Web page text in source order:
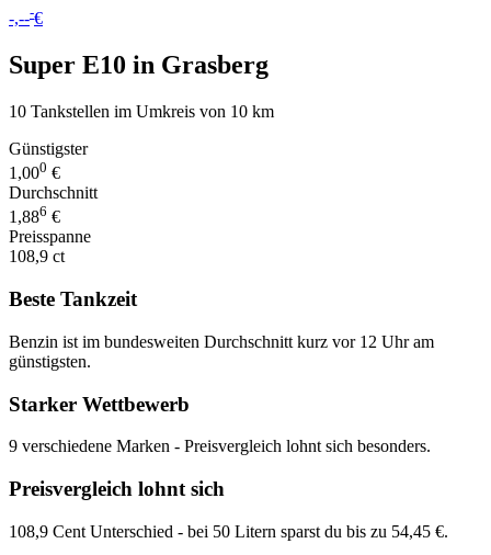
-,---€
Super E10 in Grasberg
10 Tankstellen im Umkreis von 10 km
Günstigster
1,000 €
Durchschnitt
1,886 €
Preisspanne
108,9 ct
Beste Tankzeit
Benzin ist im bundesweiten Durchschnitt kurz vor 12 Uhr am
günstigsten.
Starker Wettbewerb
9 verschiedene Marken - Preisvergleich lohnt sich besonders.
Preisvergleich lohnt sich
108,9 Cent Unterschied - bei 50 Litern sparst du bis zu 54,45 €.